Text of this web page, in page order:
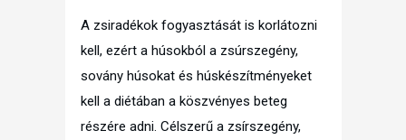
A zsiradékok fogyasztását is korlátozni
kell, ezért a húsokból a zsúrszegény,
sovány húsokat és húskészítményeket
kell a diétában a köszvényes beteg
részére adni. Célszerű a zsírszegény,